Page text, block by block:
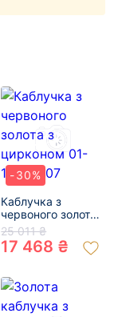
-30%
Каблучка з
червоного золота
з цирконом 01-
19273207
25 011 ₴
17 468 ₴